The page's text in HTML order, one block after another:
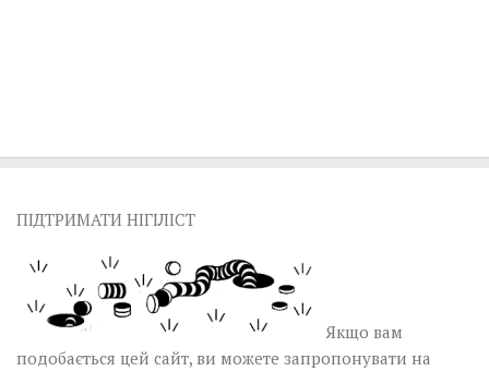
ПІДТРИМАТИ НІГІЛІСТ
Якщо вам
подобається цей сайт, ви можете запропонувати на